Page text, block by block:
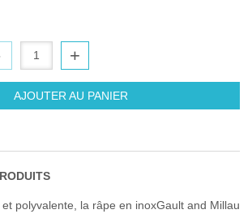
+
AJOUTER AU PANIER
polyvalente, la râpe en inoxGault and Millau